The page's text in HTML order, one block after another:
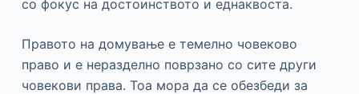
со фокус на достоинството и еднаквоста.
Правото на домување е темелно човеково
право и е неразделно поврзано со сите други
човекови права. Тоа мора да се обезбеди за